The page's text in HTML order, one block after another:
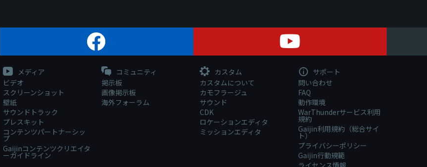
メディア
ビデオ
スクリーンショット
壁紙
サウンドトラック
プレスキット
コンテンツパートナーシッ
プ
Gaijinコンテンツクリエイタ
ーガイドライン
コミュニティ
掲示板
画像掲示板
海外フォーラム
カスタム
カスタムについて
カモフラージュ
サウンド
CDK
ロケーションエディタ
ミッションエディタ
サポート
問い合わせ
FAQ
動作環境
WarThunderサービス利用
規約
Gaijin利用規約（総合サイ
ト）
プライバシーポリシー
Gaijin行動規範